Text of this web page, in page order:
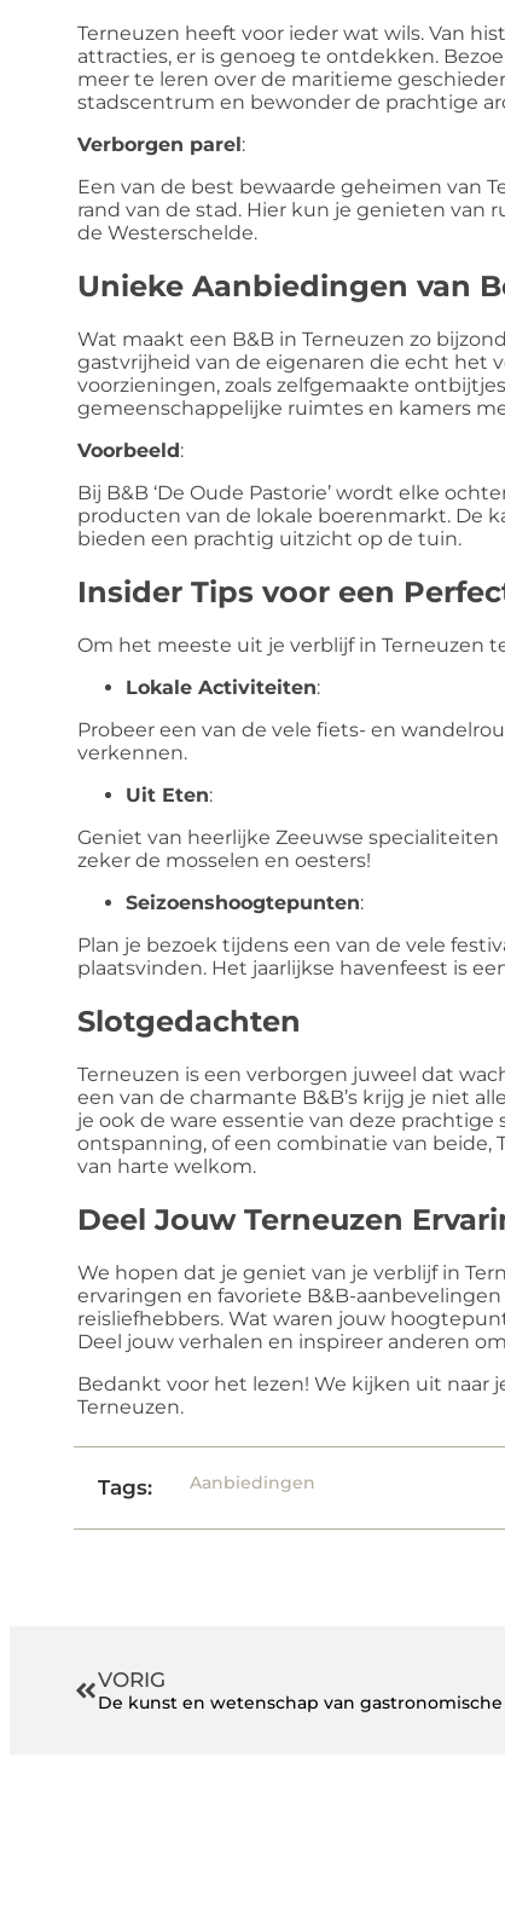
Terneuzen heeft voor ieder wat wils. Van
attracties, er is genoeg te ontdekken.
meer te leren over de maritieme
stadscentrum en bewonder de prachtige
Verborgen parel :
Een van de best bewaarde geheimen van
rand van de stad. Hier kun je genieten
de Westerschelde.
Unieke Aanbiedingen van
Wat maakt een B&B in Terneuzen zo
gastvrijheid van de eigenaren die echt het
voorzieningen, zoals zelfgemaakte
gemeenschappelijke ruimtes en kamers
Voorbeeld :
Bij B&B ‘De Oude Pastorie’ wordt elke
producten van de lokale boerenmarkt. De
bieden een prachtig uitzicht op de tuin.
Insider Tips voor een
Om het meeste uit je verblijf in Terneuzen
Lokale Activiteiten:
Probeer een van de vele fiets- en
verkennen.
Uit Eten:
Geniet van heerlijke Zeeuwse
zeker de mosselen en oesters!
Seizoenshoogtepunten:
Plan je bezoek tijdens een van de vele
plaatsvinden. Het jaarlijkse havenfeest is
Slotgedachten
Terneuzen is een verborgen juweel dat
een van de charmante B&B’s krijg je niet
je ook de ware essentie van deze
ontspanning, of een combinatie van beide,
van harte welkom.
Deel Jouw Terneuzen
We hopen dat je geniet van je verblijf in
ervaringen en favoriete B&B-
reisliefhebbers. Wat waren jouw
Deel jouw verhalen en inspireer anderen
Bedankt voor het lezen! We kijken uit naar
Terneuzen.
Tags: Aanbiedingen
VORIG
De kunst en wetenschap van